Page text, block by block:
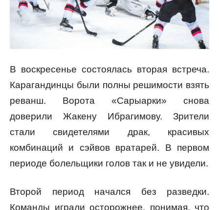
В воскресенье состоялась вторая встреча.
Карагандинцы были полны решимости взять
реванш. Ворота «Сарыарки» снова
доверили Жакену Ибрагимову. Зрители
стали свидетелями драк, красивых
комбинаций и сэйвов вратарей. В первом
периоде болельщики голов так и не увидели.
Второй период начался без разведки.
Команды играли осторожнее, понимая, что